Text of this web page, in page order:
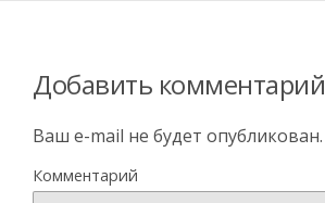
Добавить комментарий
Ваш e-mail не будет опубликован.
Комментарий